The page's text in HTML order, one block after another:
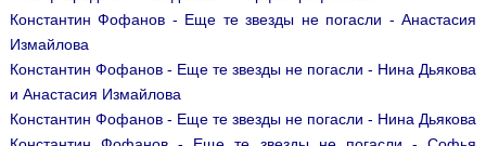
Константин Фофанов - Еще те звезды не погасли - Анастасия
Измайлова
Константин Фофанов - Еще те звезды не погасли - Нина Дьякова
и Анастасия Измайлова
Константин Фофанов - Еще те звезды не погасли - Нина Дьякова